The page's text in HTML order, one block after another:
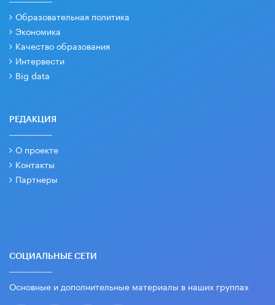
Образовательная политика
Экономика
Качество образования
Интервести
Big data
РЕДАКЦИЯ
О проекте
Контакты
Партнеры
СОЦИАЛЬНЫЕ СЕТИ
Основные и дополнительные материалы в наших группах